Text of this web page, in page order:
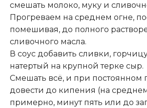
смешать молоко, муку и
Прогреваем на среднем огне,
помешивая, до полного
сливочного масла.
В соус добавить сливки,
натертый на крупной терке сыр.
Смешать всё, и при
довести до кипения (на
примерно, минут пять или до